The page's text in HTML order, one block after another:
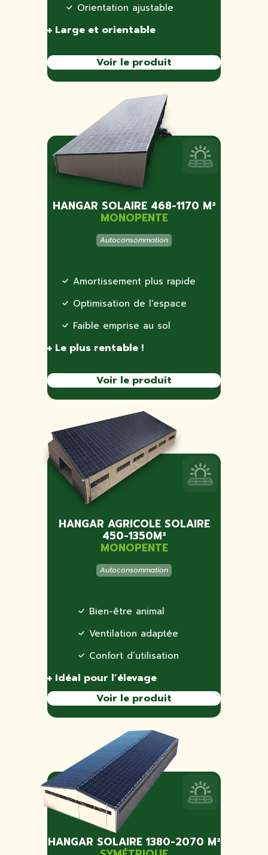
Orientation ajustable
Large et orientable
Voir le produit
HANGAR SOLAIRE 468-1170 M²
MONOPENTE
Autoconsommation
Amortissement plus rapide
Optimisation de l'espace
Faible emprise au sol
Le plus rentable !
Voir le produit
HANGAR AGRICOLE SOLAIRE
450-1350M²
MONOPENTE
Autoconsommation
Bien-être animal
Ventilation adaptée
Confort d’utilisation
Idéal pour l’élevage
Voir le produit
HANGAR SOLAIRE 1380-2070 M²